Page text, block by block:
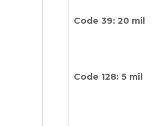
Code 39: 20 mil
Code 128: 5 mil